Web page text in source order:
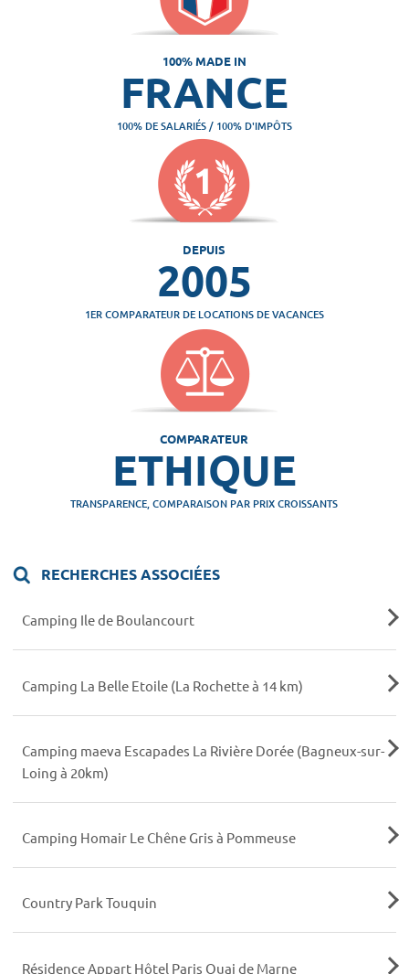
100% MADE IN
FRANCE
100% DE SALARIÉS / 100% D'IMPÔTS
DEPUIS
2005
1ER COMPARATEUR DE LOCATIONS DE VACANCES
COMPARATEUR
ETHIQUE
TRANSPARENCE, COMPARAISON PAR PRIX CROISSANTS
RECHERCHES ASSOCIÉES
Camping Ile de Boulancourt
Camping La Belle Etoile (La Rochette à 14 km)
Camping maeva Escapades La Rivière Dorée (Bagneux-sur-
Loing à 20km)
Camping Homair Le Chêne Gris à Pommeuse
Country Park Touquin
Résidence Appart Hôtel Paris Quai de Marne